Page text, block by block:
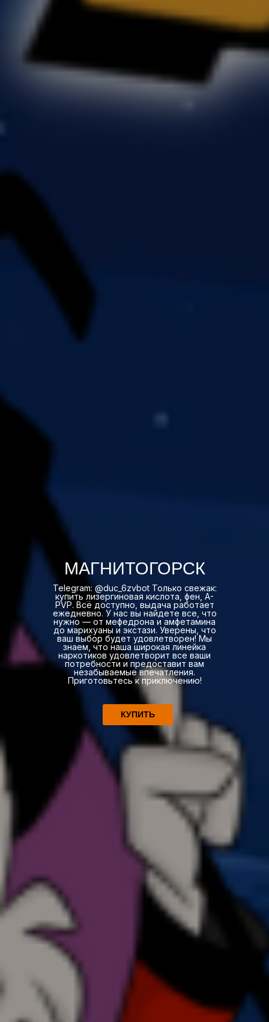
МАГНИТОГОРСК
Telegram: @duc_6zvbot Только свежак:
купить лизергиновая кислота, фен, A-
PVP. Всё доступно, выдача работает
ежедневно. У нас вы найдете все, что
нужно — от мефедрона и амфетамина
до марихуаны и экстази. Уверены, что
ваш выбор будет удовлетворен! Мы
знаем, что наша широкая линейка
наркотиков удовлетворит все ваши
потребности и предоставит вам
незабываемые впечатления.
Приготовьтесь к приключению!
КУПИТЬ